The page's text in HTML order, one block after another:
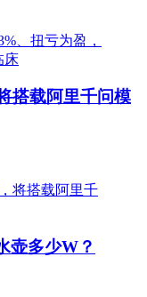
搭载阿里千问模
壶多少W？